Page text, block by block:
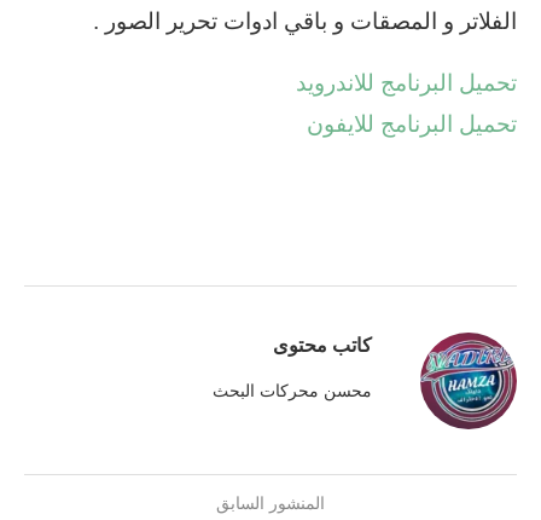
الفلاتر و المصقات و باقي ادوات تحرير الصور .
تحميل البرنامج للاندرويد
تحميل البرنامج للايفون
كاتب محتوى
محسن محركات البحث
المنشور السابق